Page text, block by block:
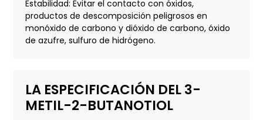
Estabilidad: Evitar el contacto con óxidos,
productos de descomposición peligrosos en
monóxido de carbono y dióxido de carbono, óxido
de azufre, sulfuro de hidrógeno.
LA ESPECIFICACIÓN DEL 3-
METIL-2-BUTANOTIOL